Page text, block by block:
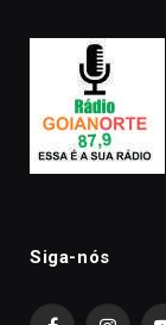
Siga-nós